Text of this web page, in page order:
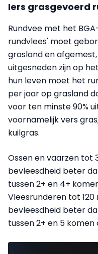
Iers grasgevoerd
Rundvee met het
rundvlees' moet
grasland en
uitgesneden zijn op
hun leven moet het
per jaar op grasland
voor ten minste 90%
voornamelijk vers
kuilgras.
Ossen en vaarzen tot
bevleesdheid beter
tussen 2+ en 4+
Vleesrunderen tot
bevleesdheid beter
tussen 2+ en 5